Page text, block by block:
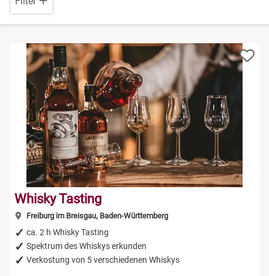
Whisky Tasting
Freiburg im Breisgau, Baden-Württemberg
ca. 2 h Whisky Tasting
Spektrum des Whiskys erkunden
Verkostung von 5 verschiedenen Whiskys
Niedersachsen
NRW
Rheinland-Pfalz
Saarland
Sachsen
Sachsen-Anhalt
Schleswig-Holstein
Thüringen
Rum Tasting
Schokolade
Sekt Tasting
Tequila
Wein Tasting
Whisky Tasting